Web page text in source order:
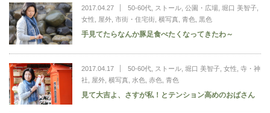
2017.04.27 50-60代, ストール, 公園・広場, 堀口 美智子
女性
屋外, 市街・住宅街, 横写真 青色 黒色
手見てたらなんか豚足食べたくなってきたわ～
2017.04.17 50-60代, ストール, 堀口 美智子 女性 寺・神
社
屋外, 横写真 水色 赤色 青色
見て大吉よ、さすが私！とテンション高めのおばさん